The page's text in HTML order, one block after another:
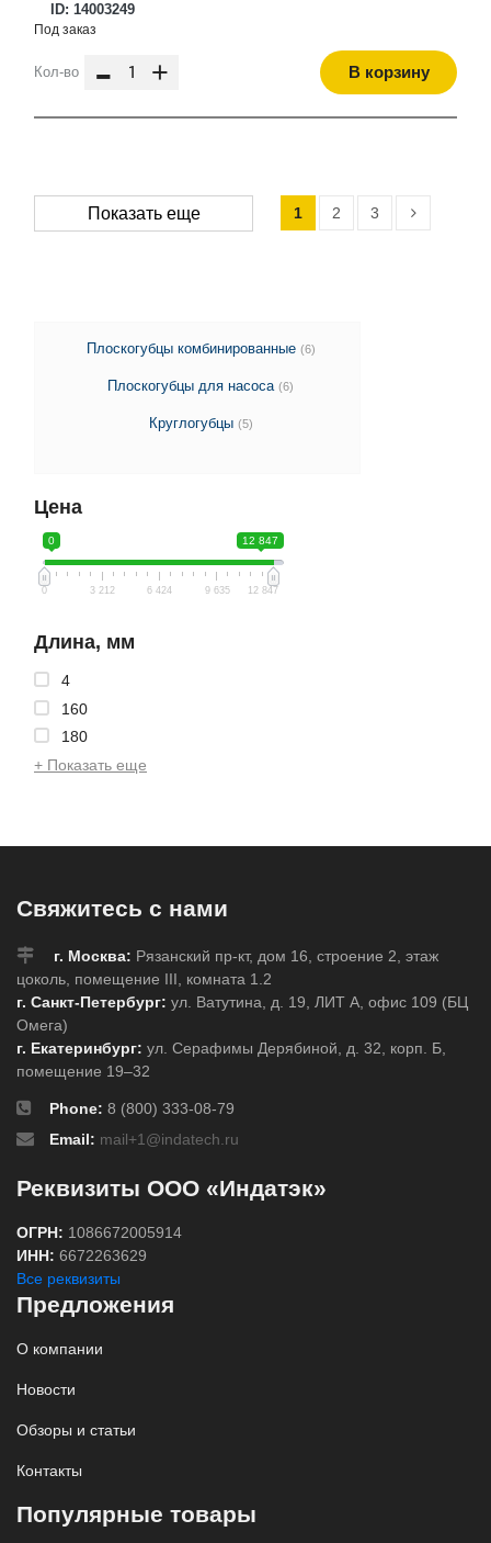
Плоскогубцы комбинированные (6)
Плоскогубцы для насоса (6)
Круглогубцы (5)
Цена
0 12 847
0 3 212 6 424 9 635 12 847
Длина, мм
4
160
180
+ Показать еще
ID: 14003249
Под заказ
Кол-во - + В корзину
Показать еще 1 2 3
Свяжитесь с нами
г. Москва: Рязанский пр-кт, дом 16, строение 2, этаж
цоколь, помещение III, комната 1.2
г. Санкт-Петербург: ул. Ватутина, д. 19, ЛИТ А, офис 109 (БЦ
Омега)
г. Екатеринбург: ул. Серафимы Дерябиной, д. 32, корп. Б,
помещение 19–32
Phone: 8 (800) 333-08-79
Email: mail+1@indatech.ru
Реквизиты ООО «Индатэк»
ОГРН: 1086672005914
ИНН: 6672263629
Все реквизиты
Предложения
О компании
Новости
Обзоры и статьи
Контакты
Популярные товары